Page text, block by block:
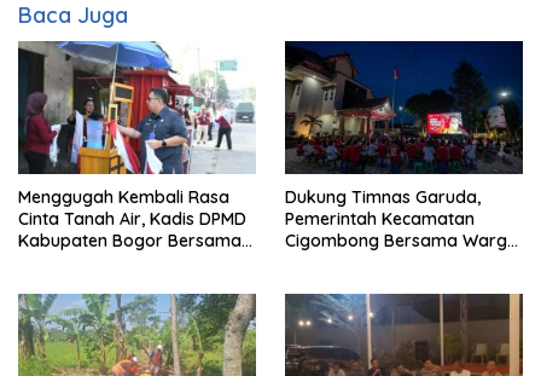
Baca Juga
Menggugah Kembali Rasa
Cinta Tanah Air, Kadis DPMD
Kabupaten Bogor Bersama
Masyarakat Dan Pengguna
Jalan.
Dukung Timnas Garuda,
Pemerintah Kecamatan
Cigombong Bersama Warga